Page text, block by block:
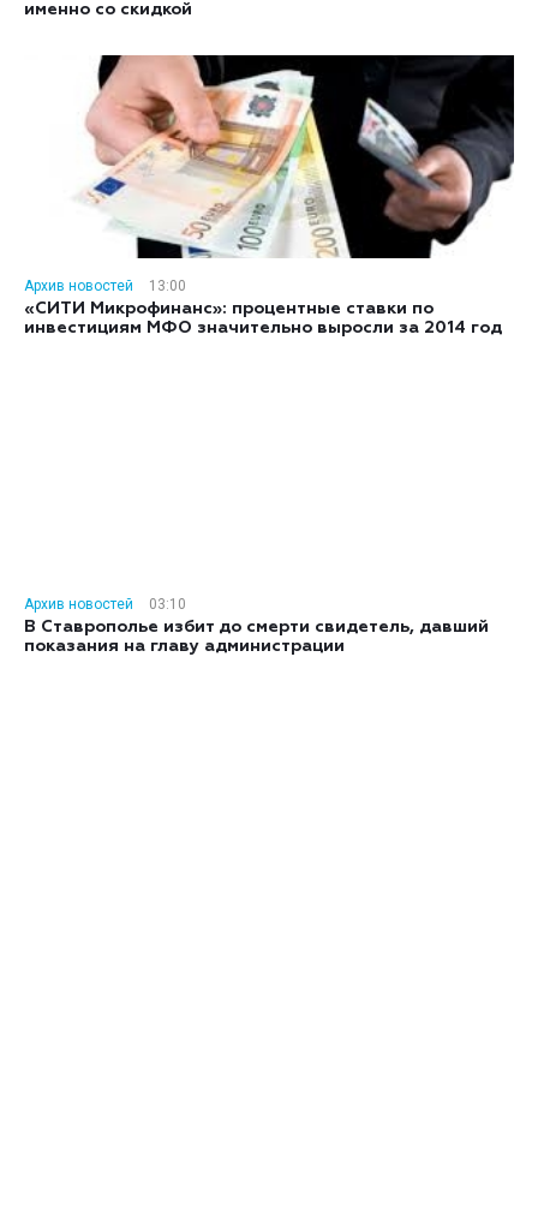
именно со скидкой
Архив новостей
13:00
«СИТИ Микрофинанс»: процентные ставки по
инвестициям МФО значительно выросли за 2014 год
Архив новостей
03:10
В Ставрополье избит до смерти свидетель, давший
показания на главу администрации